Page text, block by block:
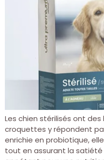
Les chien stérilisés ont
croquettes y répondent
enrichie en probiotique,
tout en assurant la